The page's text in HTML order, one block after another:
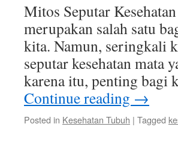
Mitos Seputar
merupakan salah satu
kita. Namun, seringkali
seputar kesehatan mata
karena itu, penting
Continue reading →
Posted in Kesehatan Tubuh | Tagged